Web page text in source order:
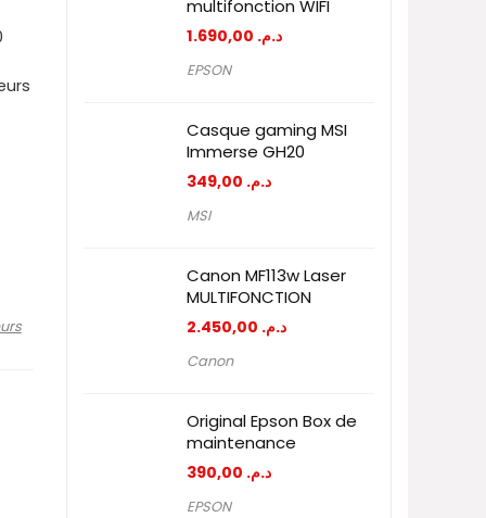
multifonction WIFI
د.م.
EPSON
Casque gaming MSI
Immerse GH20
د.م.
MSI
Canon MF113w Laser
MULTIFONCTION
د.م.
Canon
Original Epson Box de
maintenance
د.م.
EPSON